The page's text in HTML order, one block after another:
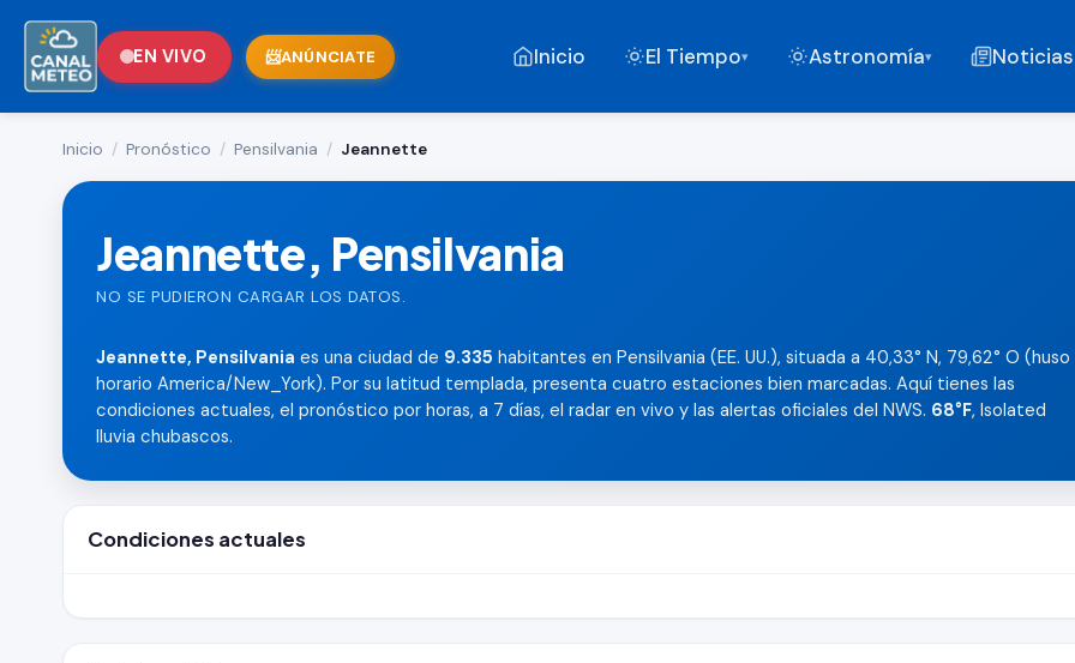
EN VIVO ANÚNCIATE Inicio El Tiempo▾ Astronomía▾ Noticias
Inicio / Pronóstico / Pensilvania / Jeannette
Jeannette, Pensilvania
NO SE PUDIERON CARGAR LOS DATOS.
Jeannette, Pensilvania es una ciudad de 9.335 habitantes en Pensilvania (EE. UU.), situada a 40,33° N, 79,62° O (huso
horario America/New_York). Por su latitud templada, presenta cuatro estaciones bien marcadas. Aquí tienes las
condiciones actuales, el pronóstico por horas, a 7 días, el radar en vivo y las alertas oficiales del NWS. 68°F, Isolated
lluvia chubascos.
Condiciones actuales